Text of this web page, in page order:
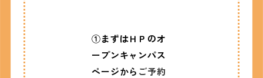
①まずはＨＰのオ
ープンキャンパス
ページから ご予約